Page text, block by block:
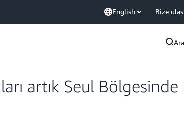
English Bize
artık Seul Bölgesinde